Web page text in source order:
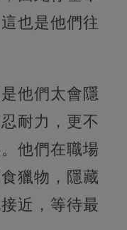
也是他們往
他們太會隱
耐力，更不
他們在職場
獵物，隱藏
近，等待最